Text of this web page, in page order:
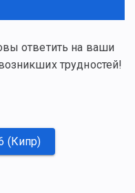
ответить на ваши
трудностей!
(Кипр)